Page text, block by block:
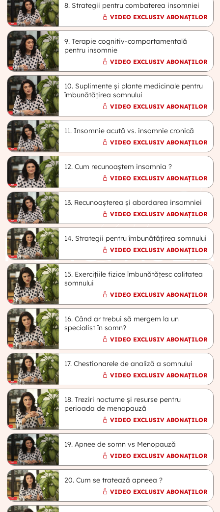
8. Strategii pentru combaterea insomniei
VIDEO EXCLUSIV ABONAȚILOR
9. Terapie cognitiv-comportamentală
pentru insomnie
VIDEO EXCLUSIV ABONAȚILOR
10. Suplimente și plante medicinale pentru
îmbunătățirea somnului
VIDEO EXCLUSIV ABONAȚILOR
11. Insomnie acută vs. insomnie cronică
VIDEO EXCLUSIV ABONAȚILOR
12. Cum recunoaștem insomnia ?
VIDEO EXCLUSIV ABONAȚILOR
13. Recunoașterea și abordarea insomniei
VIDEO EXCLUSIV ABONAȚILOR
14. Strategii pentru îmbunătățirea somnului
VIDEO EXCLUSIV ABONAȚILOR
15. Exercițiile fizice îmbunătățesc calitatea
somnului
VIDEO EXCLUSIV ABONAȚILOR
16. Când ar trebui să mergem la un
specialist în somn?
VIDEO EXCLUSIV ABONAȚILOR
17. Chestionarele de analiză a somnului
VIDEO EXCLUSIV ABONAȚILOR
18. Treziri nocturne și resurse pentru
perioada de menopauză
VIDEO EXCLUSIV ABONAȚILOR
19. Apnee de somn vs Menopauză
VIDEO EXCLUSIV ABONAȚILOR
20. Cum se tratează apneea ?
VIDEO EXCLUSIV ABONAȚILOR